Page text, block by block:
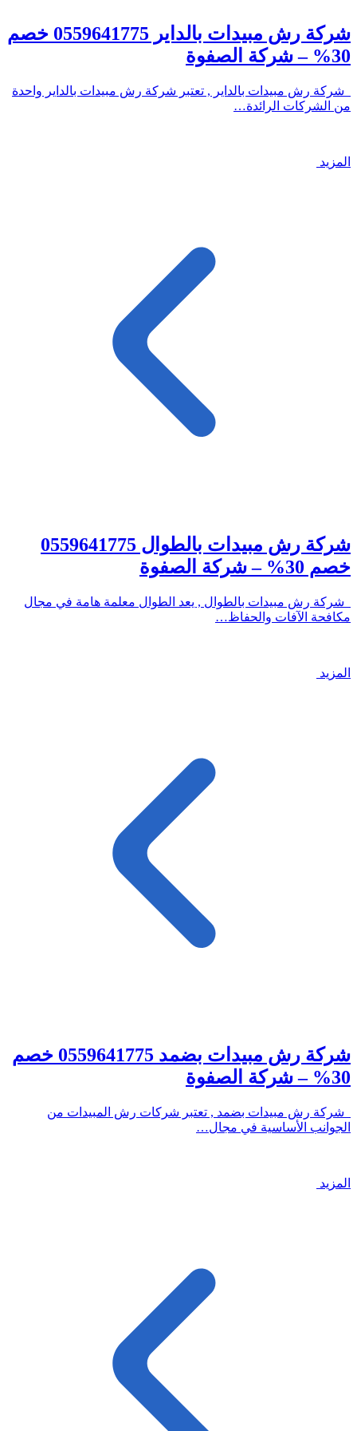
شركة رش مبيدات بالداير 0559641775 خصم
30% – شركة الصفوة
شركة رش مبيدات بالداير , تعتبر شركة رش مبيدات بالداير واحدة
من الشركات الرائدة…
المزيد
شركة رش مبيدات بالطوال 0559641775
خصم 30% – شركة الصفوة
شركة رش مبيدات بالطوال , يعد الطوال معلمة هامة في مجال
مكافحة الآفات والحفاظ…
المزيد
شركة رش مبيدات بضمد 0559641775 خصم
30% – شركة الصفوة
شركة رش مبيدات بضمد , تعتبر شركات رش المبيدات من
الجوانب الأساسية في مجال…
المزيد